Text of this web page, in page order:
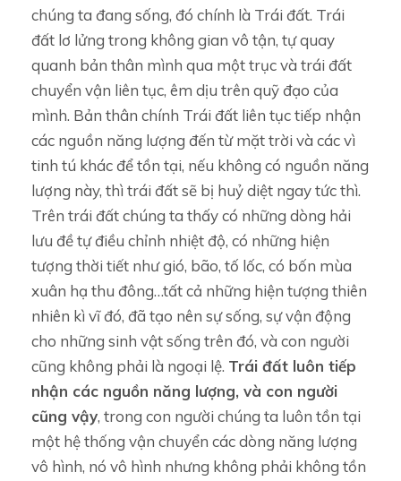
chúng ta đang sống, đó chính là Trái đất. Trái
đất lơ lửng trong không gian vô tận, tự quay
quanh bản thân mình qua một trục và trái đất
chuyển vận liên tục, êm dịu trên quỹ đạo của
mình. Bản thân chính Trái đất liên tục tiếp nhận
các nguồn năng lượng đến từ mặt trời và các vì
tinh tú khác để tồn tại, nếu không có nguồn năng
lượng này, thì trái đất sẽ bị huỷ diệt ngay tức thì.
Trên trái đất chúng ta thấy có những dòng hải
lưu đề tự điều chỉnh nhiệt độ, có những hiện
tượng thời tiết như gió, bão, tố lốc, có bốn mùa
xuân hạ thu đông…tất cả những hiện tượng thiên
nhiên kì vĩ đó, đã tạo nên sự sống, sự vận động
cho những sinh vật sống trên đó, và con người
cũng không phải là ngoại lệ. Trái đất luôn tiếp
nhận các nguồn năng lượng, và con người
cũng vậy, trong con người chúng ta luôn tồn tại
một hệ thống vận chuyển các dòng năng lượng
vô hình, nó vô hình nhưng không phải không tồn